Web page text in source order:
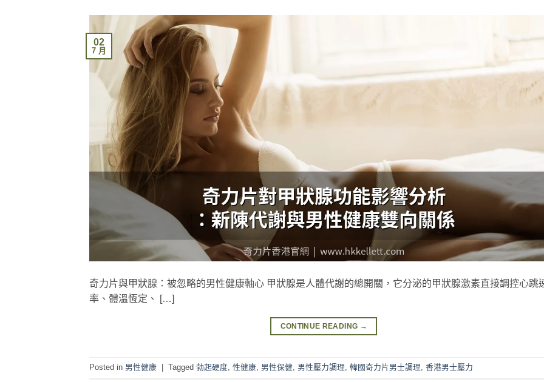
02
7 月
奇力片與甲狀腺：被忽略的男性健康軸心 甲狀腺是人體代謝的總開關，它分泌的甲狀腺激素直接調控心跳
率、體溫恆定、 […]
CONTINUE READING →
Posted in 男性健康 Tagged 勃起硬度, 性健康, 男性保健, 男性壓力調理, 韓國奇力片男士調理, 香港男士壓力